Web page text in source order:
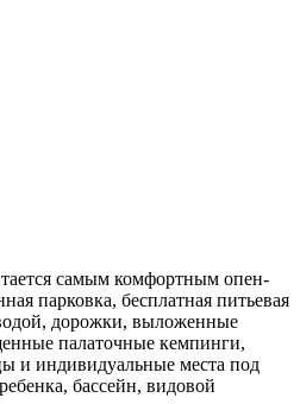
самым комфортным опен-
парковка, бесплатная питьевая
дорожки, выложенные
палаточные кемпинги,
и индивидуальные места под
бассейн, видовой